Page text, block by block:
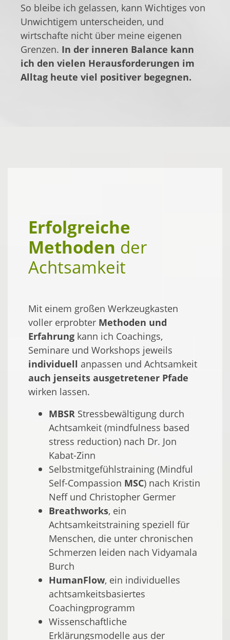
So bleibe ich gelassen, kann Wichtiges von
Unwichtigem unterscheiden, und
wirtschafte nicht über meine eigenen
Grenzen. In der inneren Balance kann
ich den vielen Herausforderungen im
Alltag heute viel positiver begegnen.
Erfolgreiche
Methoden der
Achtsamkeit
Mit einem großen Werkzeugkasten
voller erprobter Methoden und
Erfahrung kann ich Coachings,
Seminare und Workshops jeweils
individuell anpassen und Achtsamkeit
auch jenseits ausgetretener Pfade
wirken lassen.
MBSR Stressbewältigung durch
Achtsamkeit (mindfulness based
stress reduction) nach Dr. Jon
Kabat-Zinn
Selbstmitgefühlstraining (Mindful
Self-Compassion MSC) nach Kristin
Neff und Christopher Germer
Breathworks, ein
Achtsamkeitstraining speziell für
Menschen, die unter chronischen
Schmerzen leiden nach Vidyamala
Burch
HumanFlow, ein individuelles
achtsamkeitsbasiertes
Coachingprogramm
Wissenschaftliche
Erklärungsmodelle aus der